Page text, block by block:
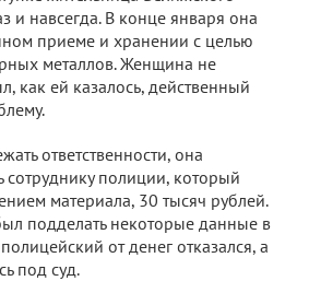
и навсегда. В конце января она
приеме и хранении с целью
металлов. Женщина не
как ей казалось, действенный
ответственности, она
сотруднику полиции, который
материала, 30 тысяч рублей.
подделать некоторые данные в
от денег отказался, а
под суд.